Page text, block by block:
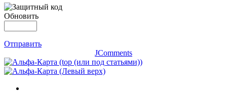
Обновить
Отправить
JComments